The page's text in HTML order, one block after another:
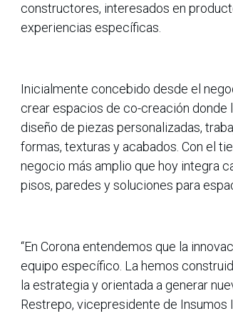
constructores, interesados en
experiencias específicas.
Inicialmente concebido desde el
crear espacios de co-creación
diseño de piezas personalizadas,
formas, texturas y acabados. Con el
negocio más amplio que hoy integra
pisos, paredes y soluciones para
“En Corona entendemos que la
equipo específico. La hemos
la estrategia y orientada a generar
Restrepo, vicepresidente de Insumos